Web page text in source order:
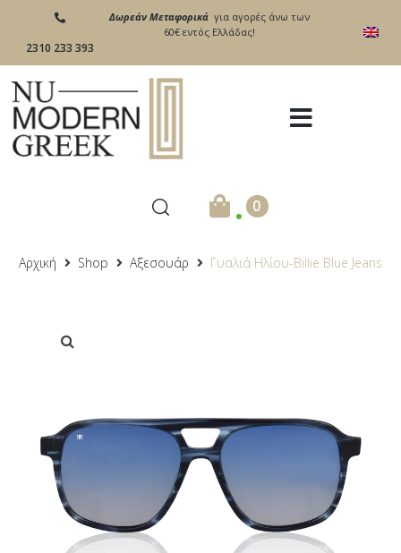
2310 233 393
Δωρεάν Μεταφορικά για αγορές άνω των
60€ εντός Ελλάδας!
. 0
Αρχική Shop Αξεσουάρ Γυαλιά Ηλίου-Βillie Blue Jeans